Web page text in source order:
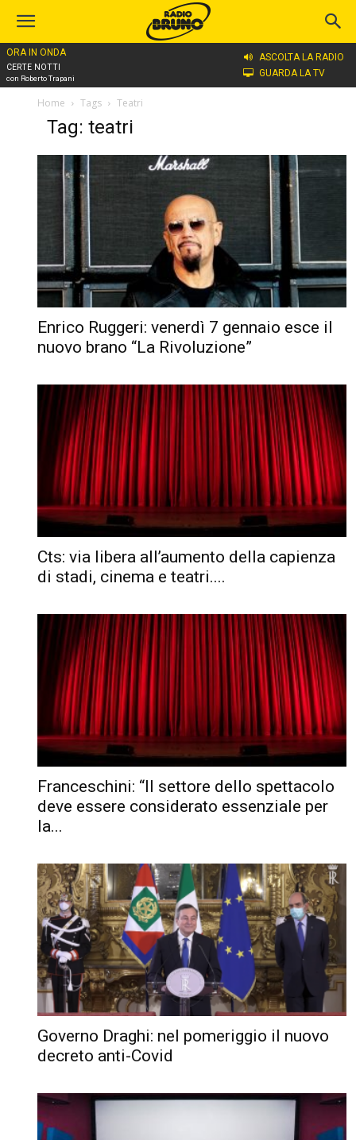
ORA IN ONDA
CERTE NOTTI
con Roberto Trapani
ASCOLTA LA RADIO
GUARDA LA TV
Home Tags Teatri
Tag: teatri
Enrico Ruggeri: venerdì 7 gennaio esce il
nuovo brano “La Rivoluzione”
Cts: via libera all’aumento della capienza
di stadi, cinema e teatri....
Franceschini: “Il settore dello spettacolo
deve essere considerato essenziale per
la...
Governo Draghi: nel pomeriggio il nuovo
decreto anti-Covid